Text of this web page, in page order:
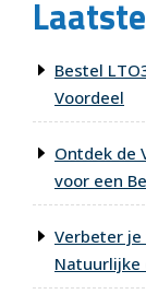
Bestel
Voordeel
Ontdek de
voor een
Verbeter je
Natuurlijke